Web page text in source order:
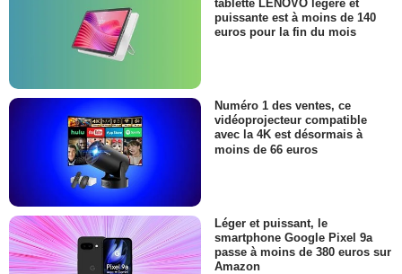
tablette LENOVO légère et
puissante est à moins de 140
euros pour la fin du mois
Numéro 1 des ventes, ce
vidéoprojecteur compatible
avec la 4K est désormais à
moins de 66 euros
Léger et puissant, le
smartphone Google Pixel 9a
passe à moins de 380 euros sur
Amazon